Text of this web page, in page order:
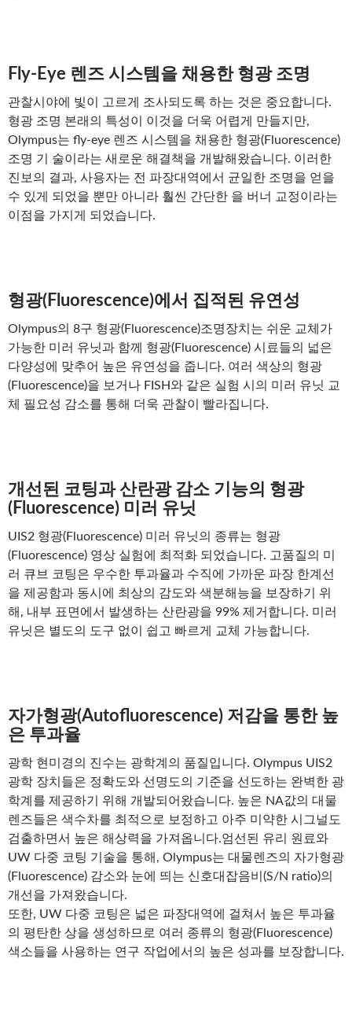
Fly-Eye 렌즈 시스템을 채용한 형광 조명
관찰시야에 빛이 고르게 조사되도록 하는 것은 중요합니다.
형광 조명 본래의 특성이 이것을 더욱 어렵게 만들지만,
Olympus는 fly-eye 렌즈 시스템을 채용한 형광(Fluorescence)
조명 기 술이라는 새로운 해결책을 개발해왔습니다. 이러한
진보의 결과, 사용자는 전 파장대역에서 균일한 조명을 얻을
수 있게 되었을 뿐만 아니라 훨씬 간단한 을 버너 교정이라는
이점을 가지게 되었습니다.
형광(Fluorescence)에서 집적된 유연성
Olympus의 8구 형광(Fluorescence)조명장치는 쉬운 교체가
가능한 미러 유닛과 함께 형광(Fluorescence) 시료들의 넓은
다양성에 맞추어 높은 유연성을 줍니다. 여러 색상의 형광
(Fluorescence)을 보거나 FISH와 같은 실험 시의 미러 유닛 교
체 필요성 감소를 통해 더욱 관찰이 빨라집니다.
개선된 코팅과 산란광 감소 기능의 형광
(Fluorescence) 미러 유닛
UIS2 형광(Fluorescence) 미러 유닛의 종류는 형광
(Fluorescence) 영상 실험에 최적화 되었습니다. 고품질의 미
러 큐브 코팅은 우수한 투과율과 수직에 가까운 파장 한계선
을 제공함과 동시에 최상의 감도와 색분해능을 보장하기 위
해, 내부 표면에서 발생하는 산란광을 99% 제거합니다. 미러
유닛은 별도의 도구 없이 쉽고 빠르게 교체 가능합니다.
자가형광(Autofluorescence) 저감을 통한 높
은 투과율
광학 현미경의 진수는 광학계의 품질입니다. Olympus UIS2
광학 장치들은 정확도와 선명도의 기준을 선도하는 완벽한 광
학계를 제공하기 위해 개발되어왔습니다. 높은 NA값의 대물
렌즈들은 색수차를 최적으로 보정하고 아주 미약한 시그널도
검출하면서 높은 해상력을 가져옵니다.엄선된 유리 원료와
UW 다중 코팅 기술을 통해, Olympus는 대물렌즈의 자가형광
(Fluorescence) 감소와 눈에 띄는 신호대잡음비(S/N ratio)의
개선을 가져왔습니다.
또한, UW 다중 코팅은 넓은 파장대역에 걸쳐서 높은 투과율
의 평탄한 상을 생성하므로 여러 종류의 형광(Fluorescence)
색소들을 사용하는 연구 작업에서의 높은 성과를 보장합니다.